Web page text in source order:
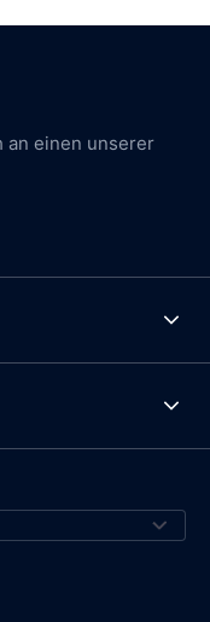
an einen unserer